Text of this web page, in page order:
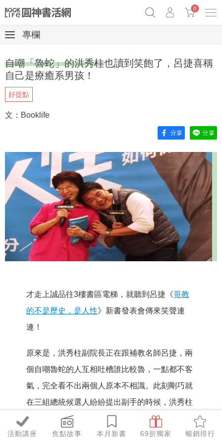
Netflix話題章魚小說！
0
活動講座 焦點故事 本月新書 69折獨家 暢銷排行
專欄
自嘲「魯蛇」的洪秀柱也讀到笑飽了，呂捷喜稱
自己是療癒系男孩！
好提點
文：Booklife
才走上誠品往3樓書區電梯，就聽到呂捷《哥教
的不是歷史，是人性》新書發表會傳來笑聲連
連！
原來是，洪秀柱副院長正在跟補教名師呂捷，兩
個自嘲魯蛇的人互相吐槽誰比較魯，一點都不客
氣，完全看不出兩個人原本不相識。此刻剛巧就
在三組總統候選人紛紛提出副手的時候，洪秀柱
說，自己
今天是來當呂捷新書的副手啦。